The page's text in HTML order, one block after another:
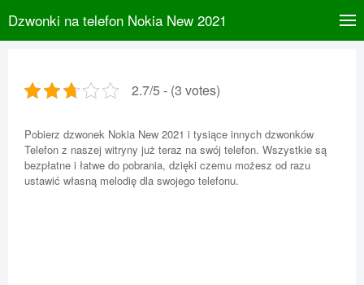
Dzwonki na telefon Nokia New 2021
2.7/5 - (3 votes)
Pobierz dzwonek Nokia New 2021 i tysiące innych dzwonków
Telefon z naszej witryny już teraz na swój telefon. Wszystkie są
bezpłatne i łatwe do pobrania, dzięki czemu możesz od razu
ustawić własną melodię dla swojego telefonu.